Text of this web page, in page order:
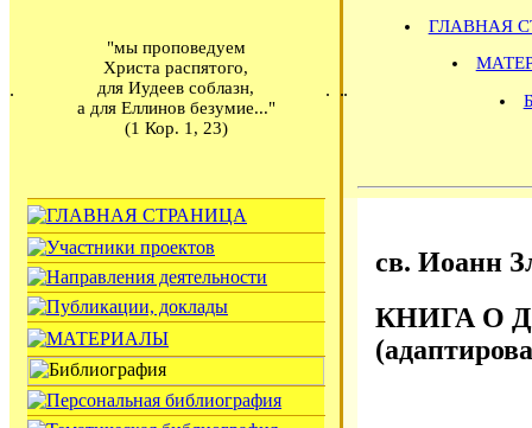
"мы проповедуем
Христа распятого,
для Иудеев соблазн,
а для Еллинов безумие..."
(1 Кор. 1, 23)
ГЛАВНАЯ
св. Иоанн
КНИГА О